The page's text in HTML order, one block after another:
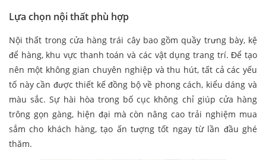
Lựa chọn nội thất phù hợp
Nội thất trong cửa hàng trái cây bao gồm quầy trưng bày, kệ
để hàng, khu vực thanh toán và các vật dụng trang trí. Để tạo
nên một không gian chuyên nghiệp và thu hút, tất cả các yếu
tố này cần được thiết kế đồng bộ về phong cách, kiểu dáng và
màu sắc. Sự hài hòa trong bố cục không chỉ giúp cửa hàng
trông gọn gàng, hiện đại mà còn nâng cao trải nghiệm mua
sắm cho khách hàng, tạo ấn tượng tốt ngay từ lần đầu ghé
thăm.